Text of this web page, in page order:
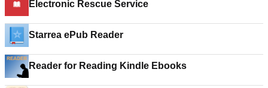
Starrea ePub Reader
Reader for Reading Kindle Ebooks